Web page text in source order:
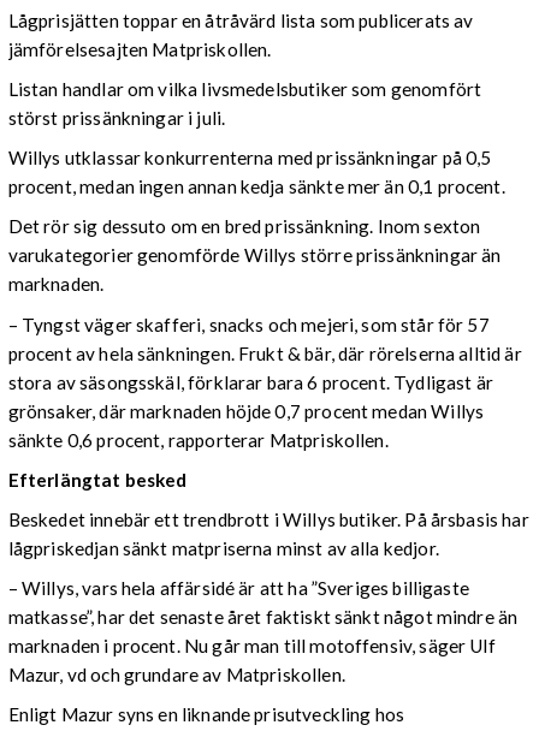
Lågprisjätten toppar en åtråvärd lista som publicerats av
jämförelsesajten Matpriskollen.
Listan handlar om vilka livsmedelsbutiker som genomfört
störst prissänkningar i juli.
Willys utklassar konkurrenterna med prissänkningar på 0,5
procent, medan ingen annan kedja sänkte mer än 0,1 procent.
Det rör sig dessuto om en bred prissänkning. Inom sexton
varukategorier genomförde Willys större prissänkningar än
marknaden.
– Tyngst väger skafferi, snacks och mejeri, som står för 57
procent av hela sänkningen. Frukt & bär, där rörelserna alltid är
stora av säsongsskäl, förklarar bara 6 procent. Tydligast är
grönsaker, där marknaden höjde 0,7 procent medan Willys
sänkte 0,6 procent, rapporterar Matpriskollen.
Efterlängtat besked
Beskedet innebär ett trendbrott i Willys butiker. På årsbasis har
lågpriskedjan sänkt matpriserna minst av alla kedjor.
– Willys, vars hela affärsidé är att ha ”Sveriges billigaste
matkasse”, har det senaste året faktiskt sänkt något mindre än
marknaden i procent. Nu går man till motoffensiv, säger Ulf
Mazur, vd och grundare av Matpriskollen.
Enligt Mazur syns en liknande prisutveckling hos